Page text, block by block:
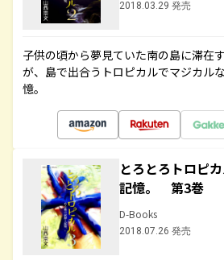
2018.03.29 発売
子供の頃から夢見ていた南の島に滞在
が、島で出合うトロピカルでマジカル
憶。
とろとろトロピ
記憶。 第3巻
D-Books
2018.07.26 発売